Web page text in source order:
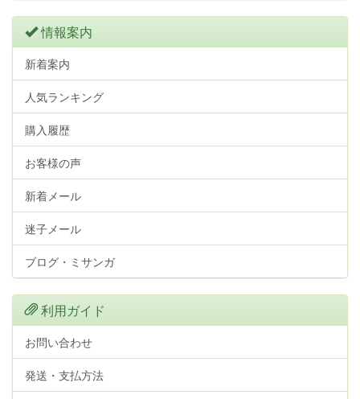
情報案内
新着案内
人気ランキング
購入履歴
お客様の声
新着メール
迷子メール
ブログ・ミサンガ
利用ガイド
お問い合わせ
発送・支払方法